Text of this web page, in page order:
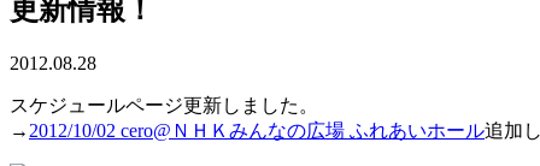
更新情報！
2012.08.28
スケジュールページ更新しました。
→ 2012/10/02 cero@ＮＨＫみんなの広場 ふれあいホール追加